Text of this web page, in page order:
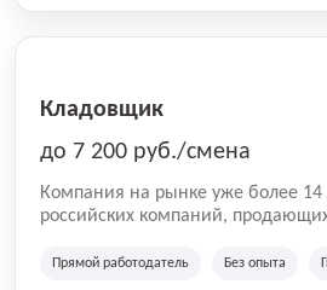
Кладовщик
до 7 200 руб./смена
Компания на рынке уже более 14
российских компаний,
компания владеет 5 розничными
Прямой работодатель Без опыта